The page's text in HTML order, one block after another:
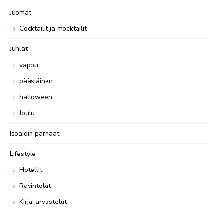
Juomat
Cocktailit ja mocktailit
Juhlat
vappu
pääsiäinen
halloween
Joulu
Isoäidin parhaat
Lifestyle
Hotellit
Ravintolat
Kirja-arvostelut